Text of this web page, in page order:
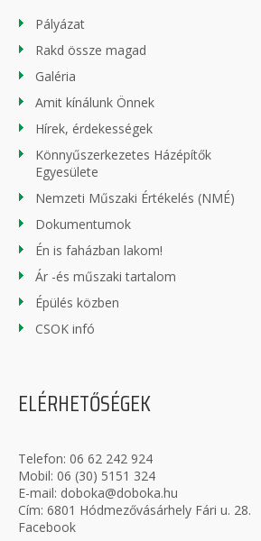
Pályázat
Rakd össze magad
Galéria
Amit kínálunk Önnek
Hírek, érdekességek
Könnyűszerkezetes Házépítők
Egyesülete
Nemzeti Műszaki Értékelés (NMÉ)
Dokumentumok
Én is faházban lakom!
Ár -és műszaki tartalom
Épülés közben
CSOK infó
ELÉRHETŐSÉGEK
Telefon: 06 62 242 924
Mobil: 06 (30) 5151 324
E-mail: doboka@doboka.hu
Cím: 6801 Hódmezővásárhely Fári u. 28.
Facebook